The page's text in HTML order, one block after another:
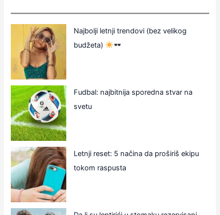
Najbolji letnji trendovi (bez velikog
budžeta)
Fudbal: najbitnija sporedna stvar na
svetu
Letnji reset: 5 načina da proširiš ekipu
tokom raspusta